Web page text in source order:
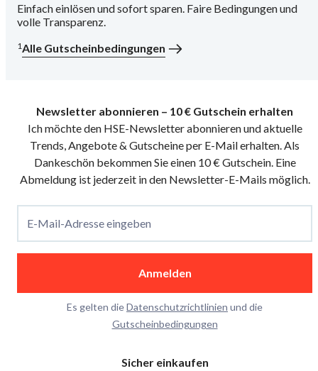
Einfach einlösen und sofort sparen. Faire Bedingungen und
volle Transparenz.
1Alle Gutscheinbedingungen
Newsletter abonnieren – 10 € Gutschein erhalten
Ich möchte den HSE-Newsletter abonnieren und aktuelle
Trends, Angebote & Gutscheine per E-Mail erhalten. Als
Dankeschön bekommen Sie einen 10 € Gutschein. Eine
Abmeldung ist jederzeit in den Newsletter-E-Mails möglich.
E-Mail-Adresse eingeben
Anmelden
Es gelten dieDatenschutzrichtlinien und die
Gutscheinbedingungen
Sicher einkaufen